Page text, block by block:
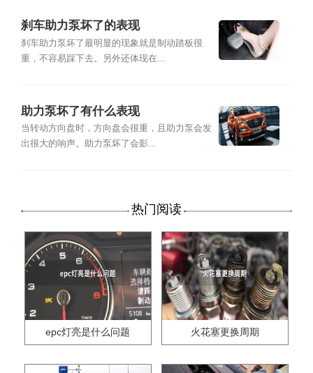
刹车助力泵坏了的表现
刹车助力泵坏了最明显的现象就是制动踏板很
重，不容易踩下去。另外还体现在...
助力泵坏了有什么表现
当转动方向盘时，方向盘会很重，且助力泵会发
出很大的响声。助力泵坏了会影...
热门阅读
epc灯亮是什么问题 火花塞更换周期